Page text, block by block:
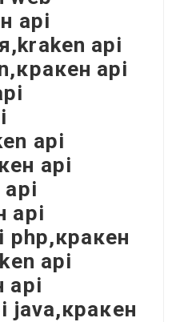
api
api
api
api
api
api
api
php,кракен
api
api
java,кракен